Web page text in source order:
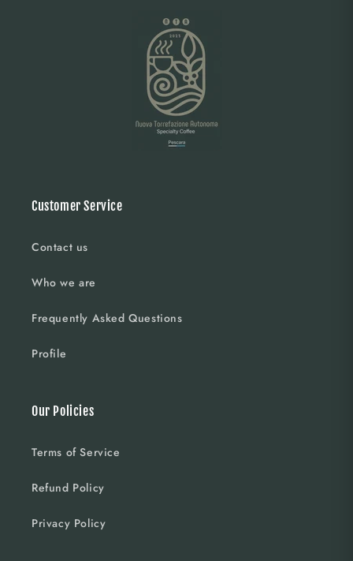
Customer Service
Contact us
Who we are
Frequently Asked Questions
Profile
Our Policies
Terms of Service
Refund Policy
Privacy Policy